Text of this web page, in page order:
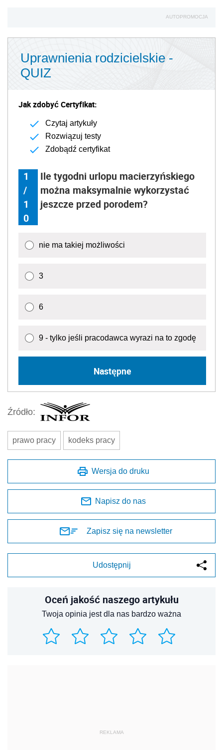
AUTOPROMOCJA
Uprawnienia rodzicielskie -
QUIZ
Jak zdobyć Certyfikat:
Czytaj artykuły
Rozwiązuj testy
Zdobądź certyfikat
1
/
1
0
Ile tygodni urlopu macierzyńskiego
można maksymalnie wykorzystać
jeszcze przed porodem?
nie ma takiej możliwości
3
6
9 - tylko jeśli pracodawca wyrazi na to zgodę
Następne
Źródło:
prawo pracy kodeks pracy
Wersja do druku
Napisz do nas
Zapisz się na newsletter
Udostępnij
Oceń jakość naszego artykułu
Twoja opinia jest dla nas bardzo ważna
REKLAMA